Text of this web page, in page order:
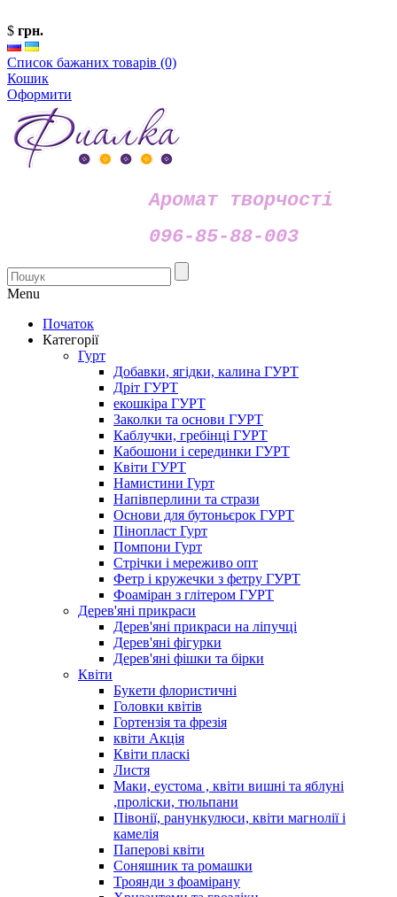
$ грн.
Список бажаних товарів (0)
Кошик
Оформити
Аромат творчості
096-85-88-003
Menu
Початок
Категорії
Гурт
Добавки, ягідки, калина ГУРТ
Дріт ГУРТ
екошкіра ГУРТ
Заколки та основи ГУРТ
Каблучки, гребінці ГУРТ
Кабошони і серединки ГУРТ
Квіти ГУРТ
Намистини Гурт
Напівперлини та стрази
Основи для бутоньєрок ГУРТ
Пінопласт Гурт
Помпони Гурт
Стрічки і мереживо опт
Фетр і кружечки з фетру ГУРТ
Фоаміран з глітером ГУРТ
Дерев'яні прикраси
Дерев'яні прикраси на ліпучці
Дерев'яні фігурки
Дерев'яні фішки та бірки
Квіти
Букети флористичні
Головки квітів
Гортензія та фрезія
квіти Акція
Квіти пласкі
Листя
Маки, еустома , квіти вишні та яблуні
,проліски, тюльпани
Півонії, ранункулюси, квіти магнолії і
камелія
Паперові квіти
Соняшник та ромашки
Троянди з фоамірану